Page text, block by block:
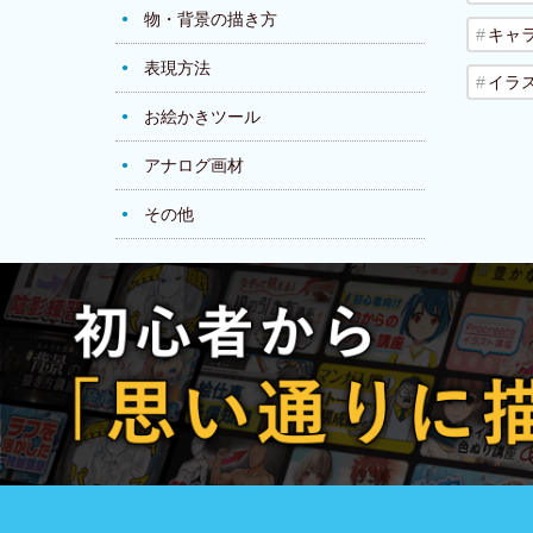
物・背景の描き方
表現方法
お絵かきツール
アナログ画材
その他
キャ
イラ